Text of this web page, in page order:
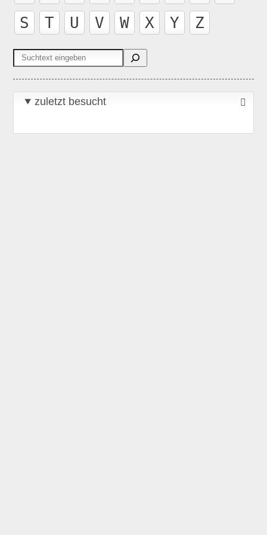
S
T U V W X Y Z
Suchen
zuletzt besucht